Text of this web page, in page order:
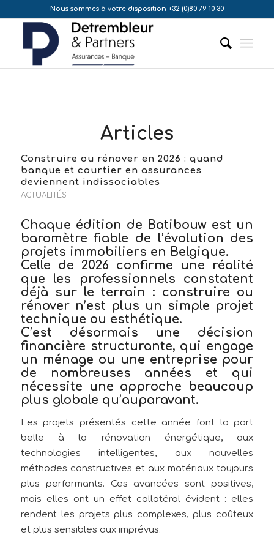
Nous sommes à votre disposition +32 (0)80 79 10 30
Articles
Construire ou rénover en 2026 : quand
banque et courtier en assurances
deviennent indissociables
ACTUALITÉS
Chaque édition de Batibouw est un
baromètre fiable de l’évolution des
projets immobiliers en Belgique.
Celle de 2026 confirme une réalité
que les professionnels constatent
déjà sur le terrain : construire ou
rénover n’est plus un simple projet
technique ou esthétique.
C’est désormais une décision
financière structurante, qui engage
un ménage ou une entreprise pour
de nombreuses années et qui
nécessite une approche beaucoup
plus globale qu’auparavant.
Les projets présentés cette année font la part
belle à la rénovation énergétique, aux
technologies intelligentes, aux nouvelles
méthodes constructives et aux matériaux toujours
plus performants. Ces avancées sont positives,
mais elles ont un effet collatéral évident : elles
rendent les projets plus complexes, plus coûteux
et plus sensibles aux imprévus.